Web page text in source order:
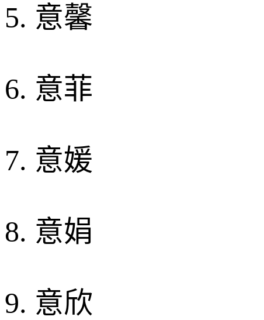
5. 意馨
6. 意菲
7. 意媛
8. 意娟
9. 意欣